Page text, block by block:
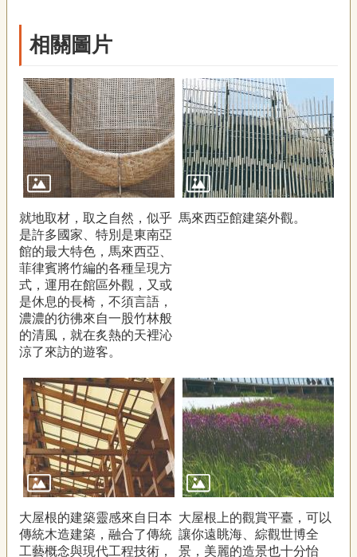
相關圖片
就地取材，取之自然，似乎
是許多國家、特別是東南亞
館的最大特色，馬來西亞、
菲律賓將竹編的各種呈現方
式，運用在館區外觀，又或
是休息的長椅，不須言語，
濃濃的彷彿來自一股竹林般
的清風，就在炙熱的天裡沁
涼了來訪的遊客。
馬來西亞館建築外觀。
大屋根的建築靈感來自日本
傳統木造建築，融合了傳統
工藝概念與現代工程技術，
大屋根上的觀賞平臺，可以
讓你遠眺海、綜觀世博全
景，美麗的造景也十分怡